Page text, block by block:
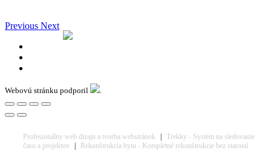
Previous Next
Webovú stránku podporil
Profesionálny web dizajn a tvorba webstránok | Trekky - Systém na sledovanie
času a projektov | Rekonštrukcia bytu - Kompletné rekonštrukcie bez starostí